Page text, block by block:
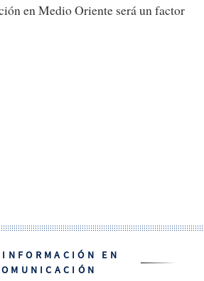
en Medio Oriente será un factor
EN